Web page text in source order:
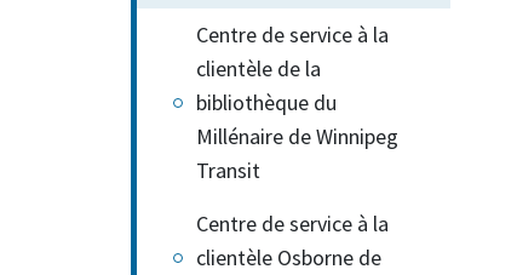
Centre de service à la
clientèle de la
bibliothèque du
Millénaire de Winnipeg
Transit
Centre de service à la
clientèle Osborne de